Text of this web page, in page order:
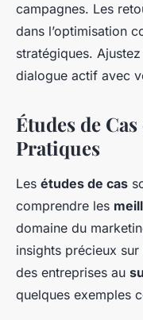
campagnes. Les
dans l’optimisation
stratégiques.
dialogue actif avec
Études de
Pratiques
Les études de cas
comprendre les
domaine du
insights précieux
des entreprises au
quelques exemples